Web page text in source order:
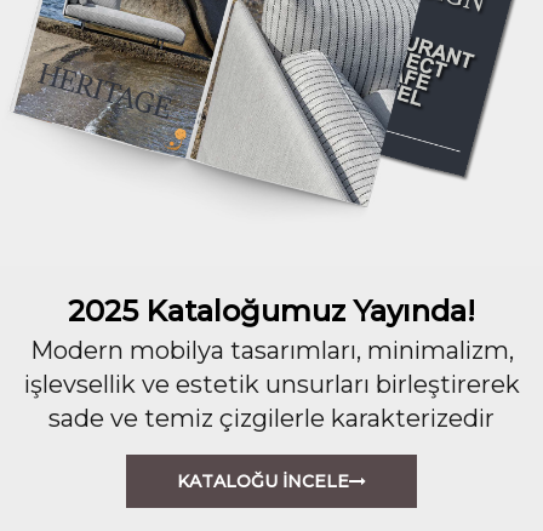
2025 Kataloğumuz Yayında!
Modern mobilya tasarımları, minimalizm,
işlevsellik ve estetik unsurları birleştirerek
sade ve temiz çizgilerle karakterizedir
KATALOĞU İNCELE